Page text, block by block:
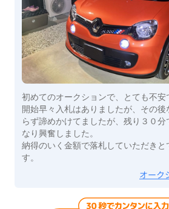
初めてのオークションで、とても不安
開始早々入札はありましたが、その
らず諦めかけてましたが、残り３０
なり興奮しました。
納得のいく金額で落札していただきと
す。
オーク